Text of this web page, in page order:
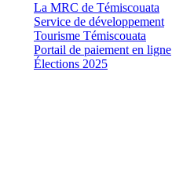
La MRC de Témiscouata
Service de développement
Tourisme Témiscouata
Portail de paiement en ligne
Élections 2025